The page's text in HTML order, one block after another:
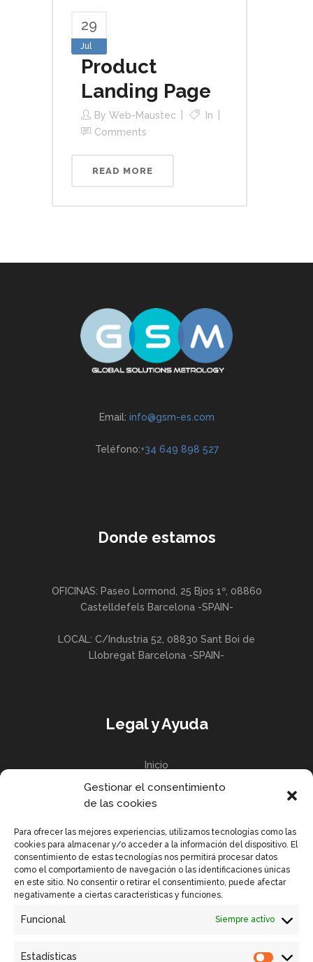
Gestionar el consentimiento
de las cookies
Para ofrecer las mejores experiencias, utilizamos tecnologías como las
cookies para almacenar y/o acceder a la información del dispositivo. El
consentimiento de estas tecnologías nos permitirá procesar datos
como el comportamiento de navegación o las identificaciones únicas
en este sitio. No consentir o retirar el consentimiento, puede afectar
negativamente a ciertas características y funciones.
Funcional Siempre activo
Estadísticas
29
Jul
Product
Landing Page
By Web-Maustec
In
Comments
READ MORE
Email: info@gsm-es.com
Teléfono:+34 649 898 527
Donde estamos
OFICINAS: Paseo Lormond, 25 Bjos 1º, 08860
Castelldefels Barcelona -SPAIN-
LOCAL: C/Industria 52, 08830 Sant Boi de
Llobregat Barcelona -SPAIN-
Legal y Ayuda
Inicio
Política de privacidad
Enlaces Rápidos